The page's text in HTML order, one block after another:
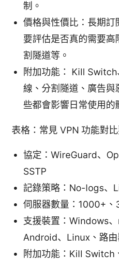
制。
價格與性價比：長期訂
要評估是否真的需要
割隧道等。
附加功能： Kill
線、分割隧道、廣告與
些都會影響日常使用的
表格：常見 VPN 功能對
協定：WireGuard、
SSTP
記錄策略：No-logs、
伺服器數量：1000+
支援裝置：Windows、
Android、Linux、路由
附加功能：Kill Switch